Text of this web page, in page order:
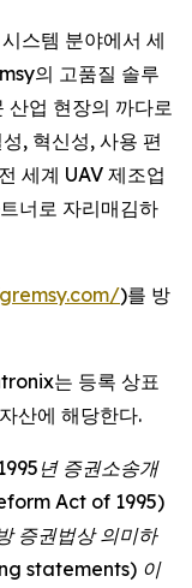
스템 분야에서 세
의 고품질 솔루
산업 현장의 까다로
, 혁신성, 사용 편
세계 UAV 제조업
너로 자리매김하
)를 방
는 등록 상표
산에 해당한다.
년 증권소송개
Act of 1995)
증권법상 의미하
statements) 이